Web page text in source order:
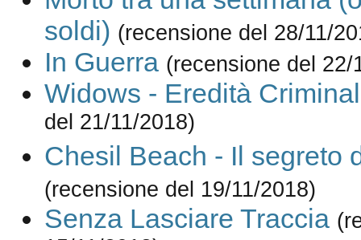
soldi) (recensione del 28/11/
In Guerra (recensione del 22/
Widows - Eredità
del 21/11/2018)
Chesil Beach - Il segreto
(recensione del 19/11/2018)
Senza Lasciare Traccia